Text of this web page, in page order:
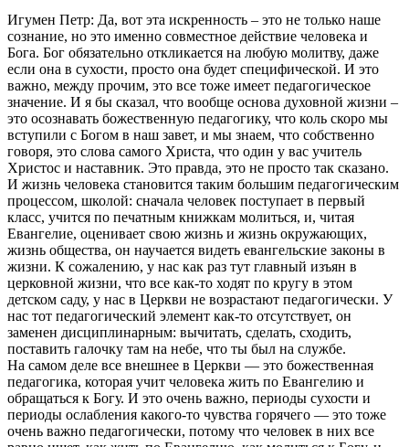
Игумен Петр: Да, вот эта искренность – это не только наше
сознание, но это именно совместное действие человека и
Бога. Бог обязательно откликается на любую молитву, даже
если она в сухости, просто она будет специфической. И это
важно, между прочим, это все тоже имеет педагогическое
значение. И я бы сказал, что вообще основа духовной жизни –
это осознавать божественную педагогику, что коль скоро мы
вступили с Богом в наш завет, и мы знаем, что собственно
говоря, это слова самого Христа, что один у вас учитель
Христос и наставник. Это правда, это не просто так сказано.
И жизнь человека становится таким большим педагогическим
процессом, школой: сначала человек поступает в первый
класс, учится по печатным книжкам молиться, и, читая
Евангелие, оценивает свою жизнь и жизнь окружающих,
жизнь общества, он научается видеть евангельские законы в
жизни. К сожалению, у нас как раз тут главный изъян в
церковной жизни, что все как-то ходят по кругу в этом
детском саду, у нас в Церкви не возрастают педагогически. У
нас тот педагогический элемент как-то отсутствует, он
заменен дисциплинарным: вычитать, сделать, сходить,
поставить галочку там на небе, что ты был на службе.
На самом деле все внешнее в Церкви — это божественная
педагогика, которая учит человека жить по Евангелию и
обращаться к Богу. И это очень важно, периоды сухости и
периоды ослабления какого-то чувства горячего — это тоже
очень важно педагогически, потому что человек в них все